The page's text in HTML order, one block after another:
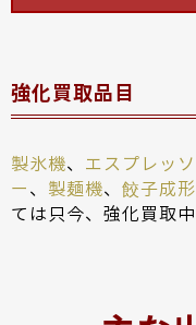
強化買取品目
製氷機、 エスプレッソ
ー、 製麺機、 餃子成
ては只今、強化買取中